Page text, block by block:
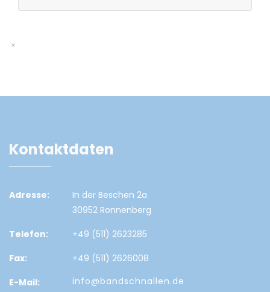
Kontaktdaten
Adresse:
In der Beschen 2a
30952 Ronnenberg
Telefon:
+49 (511) 2623285
Fax:
+49 (511) 2626008
E-Mail:
info@bandschnallen.de